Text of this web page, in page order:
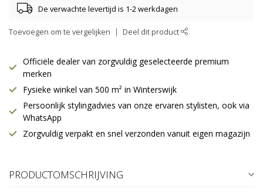
De verwachte levertijd is 1-2 werkdagen
Toevoegen om te vergelijken Deel dit product
Officiële dealer van zorgvuldig geselecteerde premium
merken
Fysieke winkel van 500 m² in Winterswijk
Persoonlijk stylingadvies van onze ervaren stylisten, ook via
WhatsApp
Zorgvuldig verpakt en snel verzonden vanuit eigen magazijn
PRODUCTOMSCHRIJVING